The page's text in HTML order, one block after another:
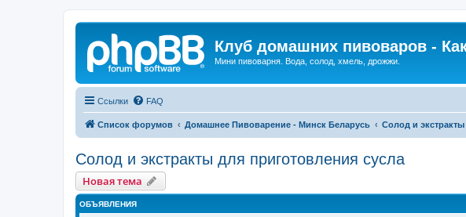
Клуб домашних пивоваров -
Мини пивоварня. Вода, солод, хмель, дрожжи.
Ссылки FAQ
Список форумов Домашнее Пивоварение - Минск Беларусь Солод и
Солод и экстракты для приготовления сусла
Новая тема
ОБЪЯВЛЕНИЯ